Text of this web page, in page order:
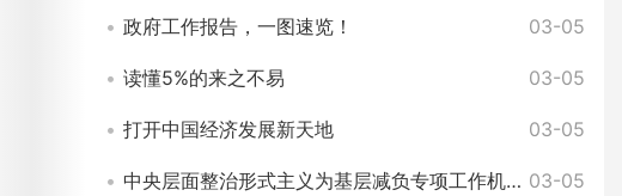
政府工作报告，一图速览！ 03-05
读懂5%的来之不易 03-05
打开中国经济发展新天地 03-05
中央层面整治形式主义为基层减负专项工作机制办公室 中央纪委办公厅公开通报3起整治形式主义为基层减负典型问题 03-05